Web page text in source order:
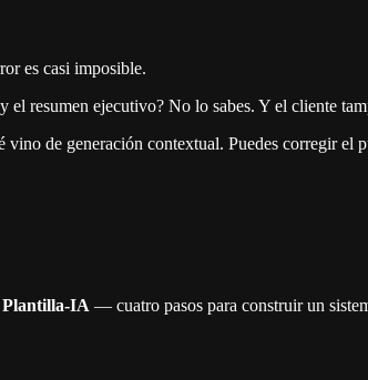
es casi imposible.
resumen ejecutivo? No lo sabes. Y el cliente
de generación contextual. Puedes corregir el
IA — cuatro pasos para construir un